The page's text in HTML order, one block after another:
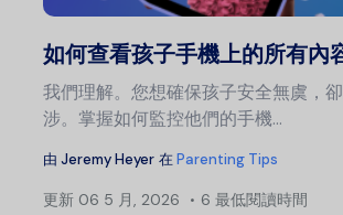
如何查看孩子手機上的所有內
我們理解。您想確保孩子安全無虞，
涉。掌握如何監控他們的手機...
由 Jeremy Heyer 在Parenting Tips
更新 06 5 月, 2026 6 最低閱讀時間